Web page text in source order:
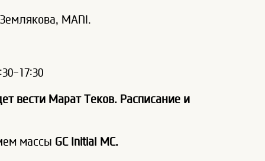
MANI.
17:30
вести Марат Теков. Расписание и
массы GCInitial MC.